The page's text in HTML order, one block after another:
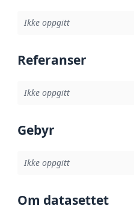
Ikke oppgitt
Referanser
Ikke oppgitt
Gebyr
Ikke oppgitt
Om datasettet